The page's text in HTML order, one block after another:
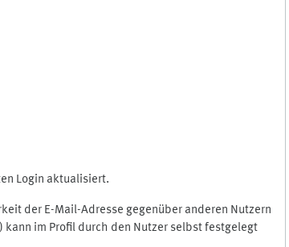
Login aktualisiert.
der E-Mail-Adresse gegenüber anderen Nutzern
im Profil durch den Nutzer selbst festgelegt